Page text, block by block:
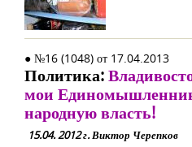
● №16 (1048) от 17.04.2013
Политика:
мои
народную власть!
15.04. 2012 г. Виктор Черепков